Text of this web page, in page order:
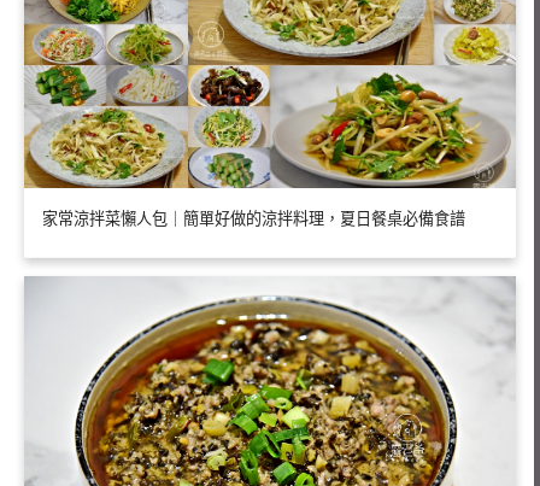
家常涼拌菜懶人包｜簡單好做的涼拌料理，夏日餐桌必備食譜